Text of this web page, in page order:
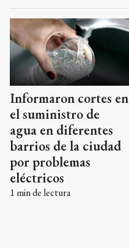
Informaron cortes en
el suministro de
agua en diferentes
barrios de la ciudad
por problemas
eléctricos
1 min de lectura